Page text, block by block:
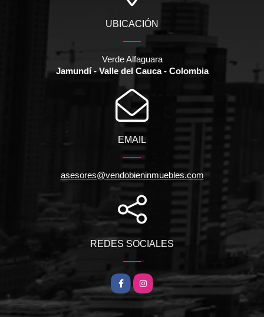
UBICACIÓN
Verde Alfaguara
Jamundí - Valle del Cauca - Colombia
EMAIL
asesores@vendobieninmuebles.com
REDES SOCIALES
FacebookInstagram